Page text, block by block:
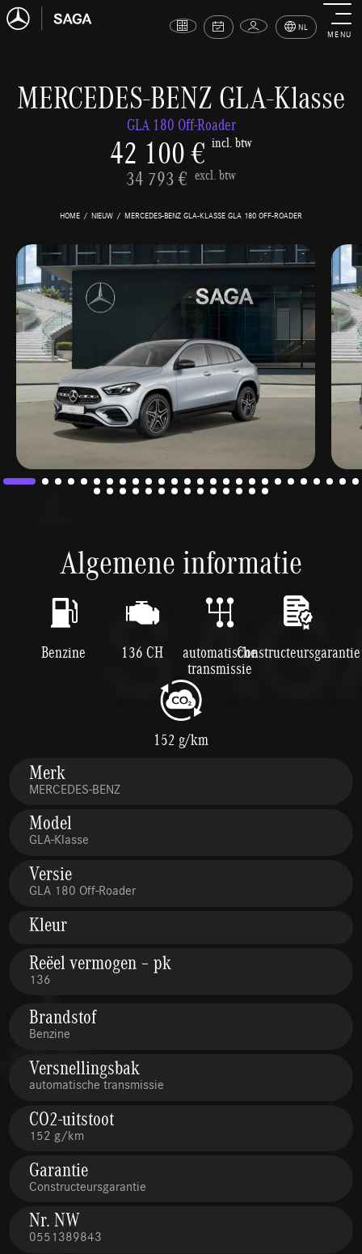
NL
MENU
MERCEDES-BENZ GLA-Klasse
GLA 180 Off-Roader
42 100 € incl. btw
34 793 € excl. btw
HOME NIEUW MERCEDES-BENZ GLA-KLASSE GLA 180 OFF-ROADER
Algemene informatie
Benzine 136 CH automatische
transmissie
Constructeursgarantie
152 g/km
Merk
MERCEDES-BENZ
Model
GLA-Klasse
Versie
GLA 180 Off-Roader
Kleur
Reëel vermogen – pk
136
Brandstof
Benzine
Versnellingsbak
automatische transmissie
CO2-uitstoot
152 g/km
Garantie
Constructeursgarantie
Nr. NW
0551389843